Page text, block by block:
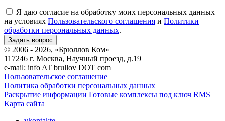
Я даю согласие на обработку моих персональных данных
на условиях Пользовательского соглашения и Политики
обработки персональных данных.
© 2006 - 2026, «Брюллов Ком»
117246 г. Москва, Научный проезд, д.19
e-mail: info AT brullov DOT com
Пользовательское соглашение
Политика обработки персональных данных
Раскрытие информации Готовые комплексы под ключ RMS
Карта сайта